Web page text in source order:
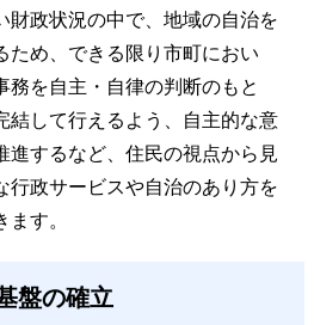
財政状況の中で、地域の自治を
ため、できる限り市町におい
務を自主・自律の判断のもと
結して行えるよう、自主的な意
進するなど、住民の視点から見
行政サービスや自治のあり方を
す。
盤の確立